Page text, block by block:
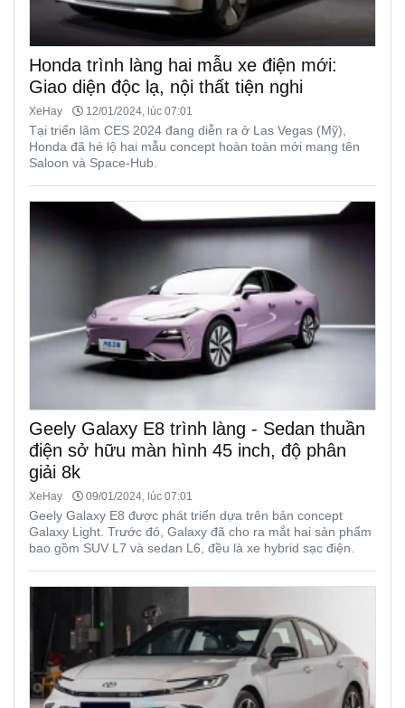
Honda trình làng hai mẫu xe điện mới:
Giao diện độc lạ, nội thất tiện nghi
XeHay 12/01/2024, lúc 07:01
Tại triển lãm CES 2024 đang diễn ra ở Las Vegas (Mỹ),
Honda đã hé lộ hai mẫu concept hoàn toàn mới mang tên
Saloon và Space-Hub.
Geely Galaxy E8 trình làng - Sedan thuần
điện sở hữu màn hình 45 inch, độ phân
giải 8k
XeHay 09/01/2024, lúc 07:01
Geely Galaxy E8 được phát triển dựa trên bản concept
Galaxy Light. Trước đó, Galaxy đã cho ra mắt hai sản phẩm
bao gồm SUV L7 và sedan L6, đều là xe hybrid sạc điện.